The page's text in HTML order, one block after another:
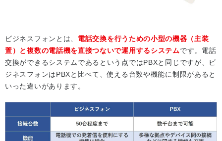
ビジネスフォンとは、 電話交換を行うための小型の機器（主装
置）と複数の電話機を直接つないで運用するシステムです。電話
交換ができるシステムであるという点ではPBXと同じですが、ビ
ジネスフォンはPBXと比べて、使える台数や機能に制限があると
いった違いがあります。